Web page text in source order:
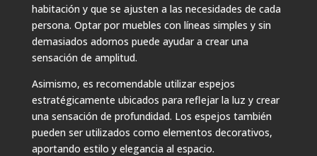
habitación y que se ajusten a las necesidades de cada
persona. Optar por muebles con líneas simples y sin
demasiados adornos puede ayudar a crear una
sensación de amplitud.
Asimismo, es recomendable utilizar espejos
estratégicamente ubicados para reflejar la luz y crear
una sensación de profundidad. Los espejos también
pueden ser utilizados como elementos decorativos,
aportando estilo y elegancia al espacio.